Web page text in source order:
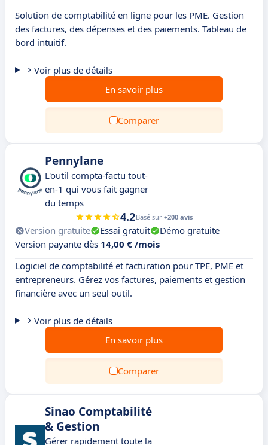
Solution de comptabilité en ligne pour les PME. Gestion
des factures, des dépenses et des paiements. Tableau de
bord intuitif.
Voir plus de détails
En savoir plus
Comparer
Pennylane
L'outil compta-factu tout-
en-1 qui vous fait gagner
du temps
4.2Basé sur +200 avis
Version gratuite Essai gratuit
Démo gratuite
Version payante dès 14,00 € /mois
Logiciel de comptabilité et facturation pour TPE, PME et
entrepreneurs. Gérez vos factures, paiements et gestion
financière avec un seul outil.
Voir plus de détails
En savoir plus
Comparer
Sinao Comptabilité
& Gestion
Gérer rapidement toute la